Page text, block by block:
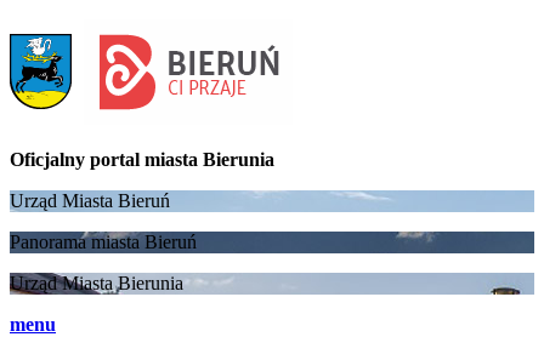
Oficjalny portal miasta Bierunia
Urząd Miasta Bieruń
Panorama miasta Bieruń
Urząd Miasta Bierunia
menu